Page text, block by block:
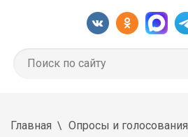
Главная Опросы и голосования